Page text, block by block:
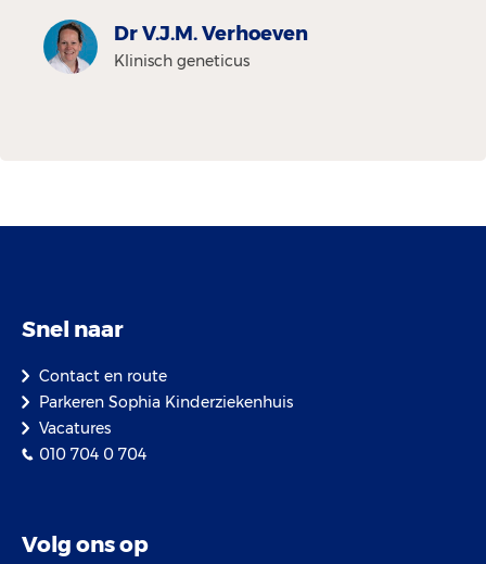
Dr V.J.M. Verhoeven
Klinisch geneticus
Snel naar
Contact en route
Parkeren Sophia Kinderziekenhuis
Vacatures
010 704 0 704
Volg ons op